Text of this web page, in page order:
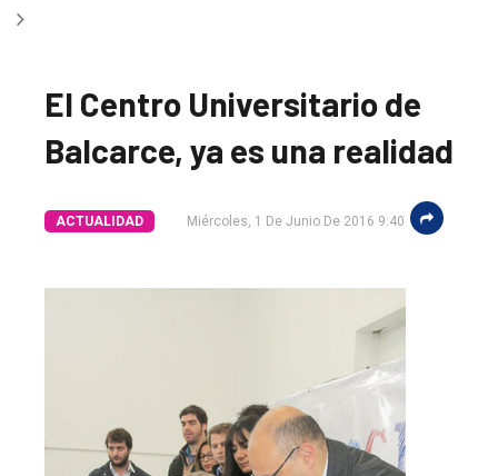
DIARIO
El Centro Universitario de
Balcarce, ya es una realidad
ACTUALIDAD Miércoles, 1 De Junio De 2016 9:40